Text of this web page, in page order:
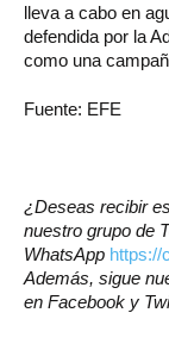
lleva a cabo en
defendida por la
como una
Fuente: EFE
¿Deseas recibir
nuestro grupo de
WhatsApp https://
Además, sigue
en Facebook y